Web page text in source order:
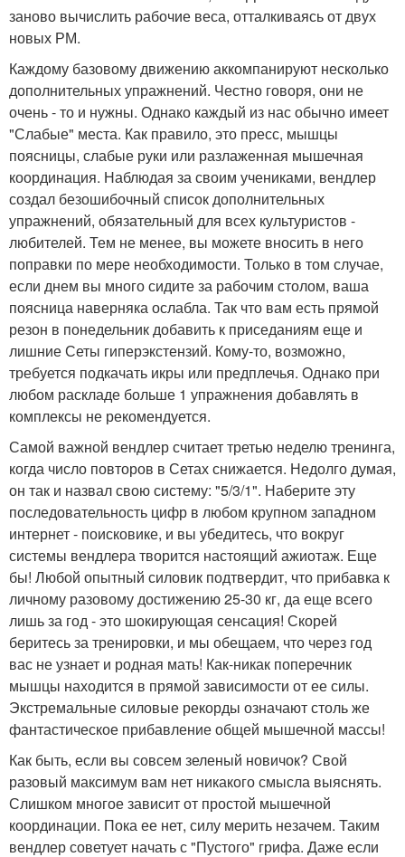
заново вычислить рабочие веса, отталкиваясь от двух
новых РМ.
Каждому базовому движению аккомпанируют несколько
дополнительных упражнений. Честно говоря, они не
очень - то и нужны. Однако каждый из нас обычно имеет
"Слабые" места. Как правило, это пресс, мышцы
поясницы, слабые руки или разлаженная мышечная
координация. Наблюдая за своим учениками, вендлер
создал безошибочный список дополнительных
упражнений, обязательный для всех культуристов -
любителей. Тем не менее, вы можете вносить в него
поправки по мере необходимости. Только в том случае,
если днем вы много сидите за рабочим столом, ваша
поясница наверняка ослабла. Так что вам есть прямой
резон в понедельник добавить к приседаниям еще и
лишние Сеты гиперэкстензий. Кому-то, возможно,
требуется подкачать икры или предплечья. Однако при
любом раскладе больше 1 упражнения добавлять в
комплексы не рекомендуется.
Самой важной вендлер считает третью неделю тренинга,
когда число повторов в Сетах снижается. Недолго думая,
он так и назвал свою систему: "5/3/1". Наберите эту
последовательность цифр в любом крупном западном
интернет - поисковике, и вы убедитесь, что вокруг
системы вендлера творится настоящий ажиотаж. Еще
бы! Любой опытный силовик подтвердит, что прибавка к
личному разовому достижению 25-30 кг, да еще всего
лишь за год - это шокирующая сенсация! Скорей
беритесь за тренировки, и мы обещаем, что через год
вас не узнает и родная мать! Как-никак поперечник
мышцы находится в прямой зависимости от ее силы.
Экстремальные силовые рекорды означают столь же
фантастическое прибавление общей мышечной массы!
Как быть, если вы совсем зеленый новичок? Свой
разовый максимум вам нет никакого смысла выяснять.
Слишком многое зависит от простой мышечной
координации. Пока ее нет, силу мерить незачем. Таким
вендлер советует начать с "Пустого" грифа. Даже если